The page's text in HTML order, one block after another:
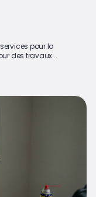
pour la
des travaux...